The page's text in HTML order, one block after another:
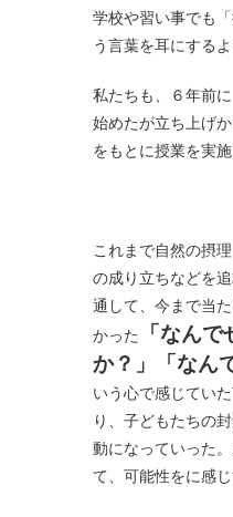
学校や習い事でも
う言葉を耳にするよ
私たちも、６年前
始めたが立ち上げ
をもとに授業を実施
これまで自然の摂
の成り立ちなどを
通して、今まで当
かった
「なん
か？」「なん
いう心で感じてい
り、子どもたちの
動になっていった
て、可能性をに感じ